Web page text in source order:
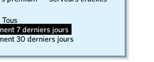
Tous
7 derniers jours
30 derniers jours